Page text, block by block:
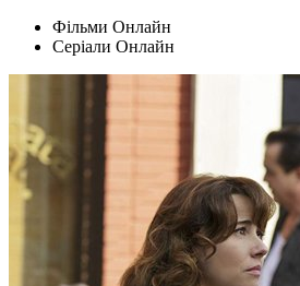
Фільми Oнлайн
Серіали Oнлайн